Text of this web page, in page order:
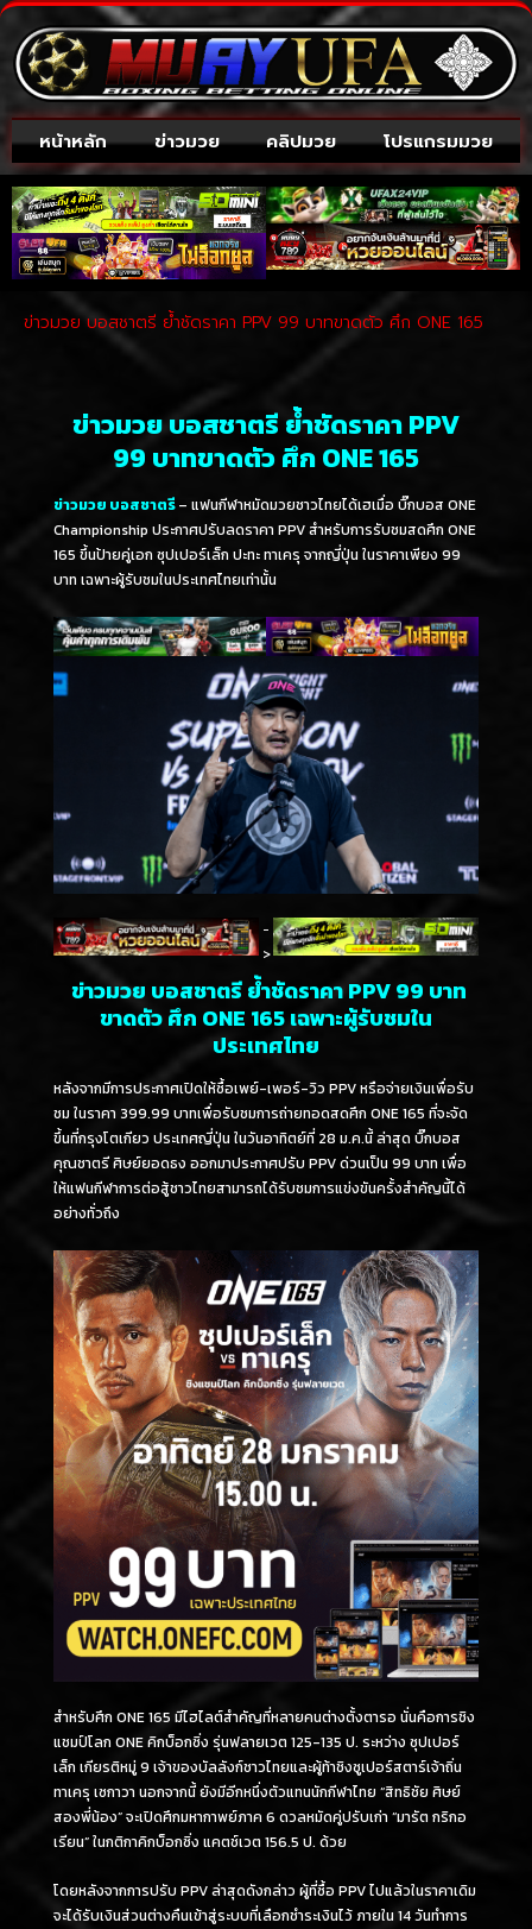
หน้าหลัก ข่าวมวย คลิปมวย โปรแกรมมวย
ข่าวมวย บอสชาตรี ย้ำชัดราคา PPV 99 บาทขาดตัว ศึก ONE 165
ข่าวมวย บอสชาตรี ย้ำชัดราคา PPV
99 บาทขาดตัว ศึก ONE 165
ข่าวมวย บอสชาตรี– แฟนกีฬาหมัดมวยชาวไทยได้เฮเมื่อ บิ๊กบอส ONE
Championship ประกาศปรับลดราคา PPV สำหรับการรับชมสดศึก ONE
165 ขึ้นป้ายคู่เอก ซุปเปอร์เล็ก ปะทะ ทาเครุ จากญี่ปุ่น ในราคาเพียง 99
บาท เฉพาะผู้รับชมในประเทศไทยเท่านั้น
-
>
ข่าวมวย บอสชาตรี ย้ำชัดราคา PPV 99 บาท
ขาดตัว ศึก ONE 165 เฉพาะผู้รับชมใน
ประเทศไทย
หลังจากมีการประกาศเปิดให้ซื้อเพย์-เพอร์-วิว PPV หรือจ่ายเงินเพื่อรับ
ชม ในราคา 399.99 บาทเพื่อรับชมการถ่ายทอดสดศึก ONE 165 ที่จะจัด
ขึ้นที่กรุงโตเกียว ประเทศญี่ปุ่น ในวันอาทิตย์ที่ 28 ม.ค.นี้ ล่าสุด บิ๊กบอส
คุณชาตรี ศิษย์ยอดธง ออกมาประกาศปรับ PPV ด่วนเป็น 99 บาท เพื่อ
ให้แฟนกีฬาการต่อสู้ชาวไทยสามารถได้รับชมการแข่งขันครั้งสำคัญนี้ได้
อย่างทั่วถึง
สำหรับศึก ONE 165 มีไฮไลต์สำคัญที่หลายคนต่างตั้งตารอ นั่นคือการชิง
แชมป์โลก ONE คิกบ็อกซิ่ง รุ่นฟลายเวต 125-135 ป. ระหว่าง ซุปเปอร์
เล็ก เกียรติหมู่ 9 เจ้าของบัลลังก์ชาวไทยและผู้ท้าชิงซูเปอร์สตาร์เจ้าถิ่น
ทาเครุ เซกาวา นอกจากนี้ ยังมีอีกหนึ่งตัวแทนนักกีฬาไทย “สิทธิชัย ศิษย์
สองพี่น้อง” จะเปิดศึกมหากาพย์ภาค 6 ดวลหมัดคู่ปรับเก่า “มารัต กริกอ
เรียน” ในกติกาคิกบ็อกซิ่ง แคตช์เวต 156.5 ป. ด้วย
โดยหลังจากการปรับ PPV ล่าสุดดังกล่าว ผู้ที่ซื้อ PPV ไปแล้วในราคาเดิม
จะได้รับเงินส่วนต่างคืนเข้าสู่ระบบที่เลือกชำระเงินไว้ ภายใน 14 วันทำการ